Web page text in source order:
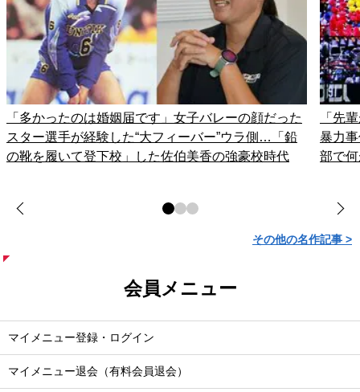
「多かったのは婚姻届です」女子バレーの顔だった
スター選手が経験した“大フィーバー”ウラ側…「鉛
の靴を履いて登下校」した佐伯美香の強豪校時代
「先
暴力
部で
その他の名作記事 >
会員メニュー
マイメニュー登録・ログイン
マイメニュー退会（有料会員退会）